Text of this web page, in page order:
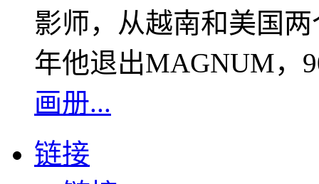
影师，从越南和美国
年他退出MAGNUM，
画册...
链接